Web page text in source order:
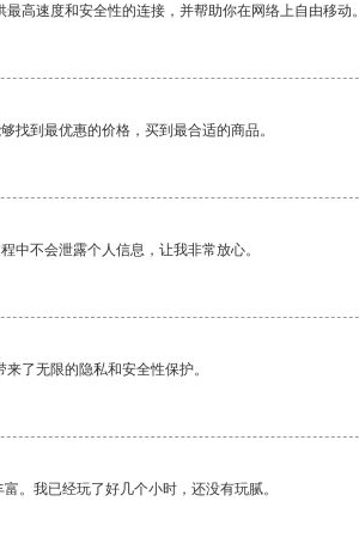
高速度和安全性的连接，并帮助你在网络上自由移动。
找到最优惠的价格，买到最合适的商品。
中不会泄露个人信息，让我非常放心。
了无限的隐私和安全性保护。
。我已经玩了好几个小时，还没有玩腻。